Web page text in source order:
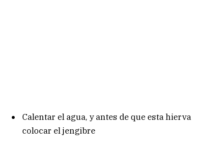
Calentar el agua, y antes de que esta hierva
colocar el jengibre